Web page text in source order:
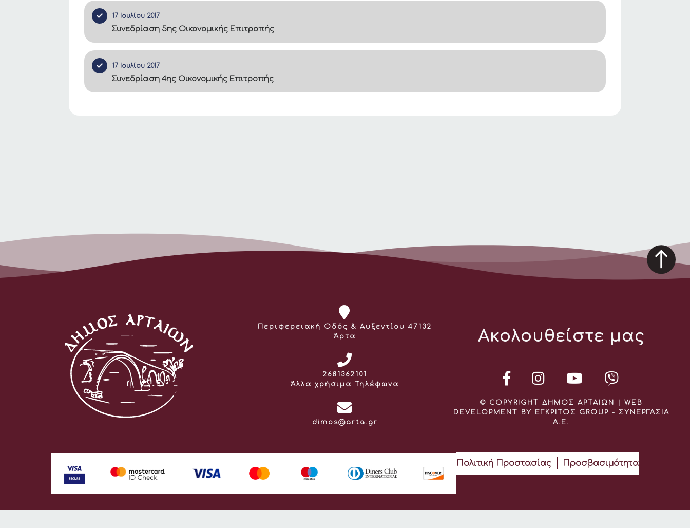
17 Ιουλίου 2017
Συνεδρίαση 5ης Οικονομικής Επιτροπής
17 Ιουλίου 2017
Συνεδρίαση 4ης Οικονομικής Επιτροπής
Διεύθυνση:
Περιφερειακή Οδός & Αυξεντίου 47132
Άρτα
Τηλέφωνο:
2681362101
Άλλα χρήσιμα Τηλέφωνα
Email:
dimos@arta.gr
Ακολουθείστε μας
© COPYRIGHT ΔΗΜΟΣ ΑΡΤΑΙΩΝ | WEB
DEVELOPMENT BY ΕΓΚΡΙΤΟΣ GROUP - ΣΥΝΕΡΓΑΣΙΑ
Α.Ε.
Πολιτική Προστασίας Προσβασιμότητα